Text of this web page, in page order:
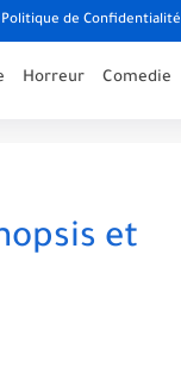
Politique de Confidentialité
Horreur Comedie
et